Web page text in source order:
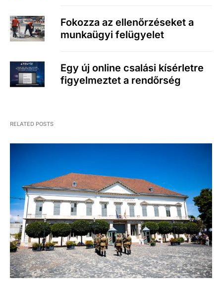
Fokozza az ellenőrzéseket a
munkaügyi felügyelet
Egy új online csalási kísérletre
figyelmeztet a rendőrség
RELATED POSTS